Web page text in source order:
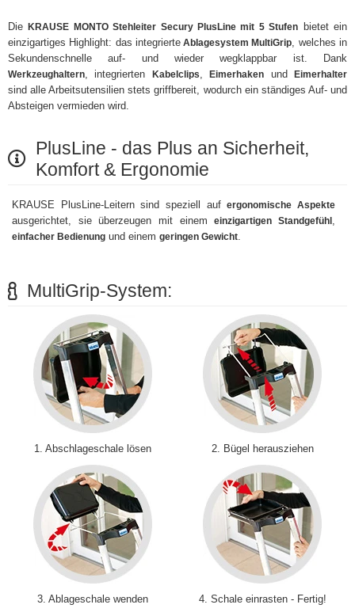
DieKRAUSE MONTO Stehleiter Secury PlusLine mit 5 Stufen bietet ein
einzigartiges Highlight: das integrierteAblagesystem MultiGrip , welches in
Sekundenschnelle auf- und wieder wegklappbar ist. Dank
Werkzeughaltern , integrierten Kabelclips ,Eimerhaken undEimerhalter
sind alle Arbeitsutensilien stets griffbereit, wodurch ein ständiges Auf- und
Absteigen vermieden wird.
PlusLine - das Plus an Sicherheit,
Komfort & Ergonomie
KRAUSE PlusLine-Leitern sind speziell aufergonomische Aspekte
ausgerichtet, sie überzeugen mit einemeinzigartigen Standgefühl
einfacher Bedienung und einem geringen Gewicht
MultiGrip-System:
1. Abschlageschale lösen 2. Bügel herausziehen
3. Ablageschale wenden 4. Schale einrasten - Fertig!